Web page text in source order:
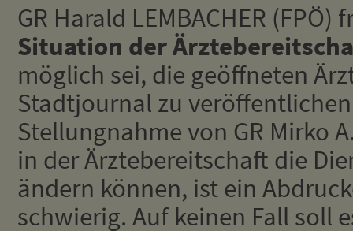
GR Harald LEMBACHER
Situation der
möglich sei, die geöffneten
Stadtjournal zu
Stellungnahme von GR Mirko
in der Ärztebereitschaft die
ändern können, ist ein
schwierig. Auf keinen Fall soll